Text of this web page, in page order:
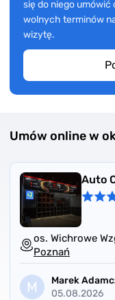
się do niego umówić
wolnych terminów
wizytę.
Umów online w
Auto
os. Wichrowe
Poznań
M
Marek
05.08.2026